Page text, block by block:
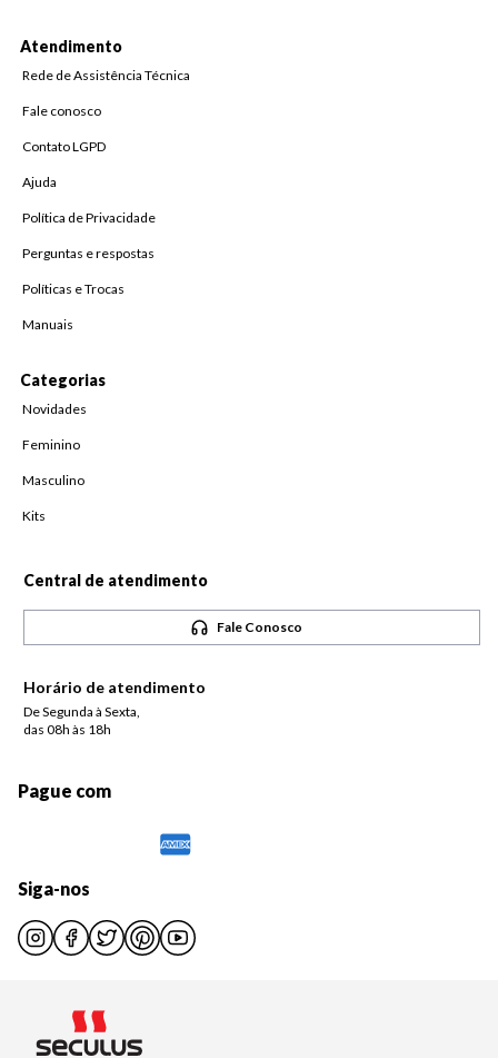
Atendimento
Rede de Assistência Técnica
Fale conosco
Contato LGPD
Ajuda
Política de Privacidade
Perguntas e respostas
Políticas e Trocas
Manuais
Categorias
Novidades
Feminino
Masculino
Kits
Central de atendimento
Fale Conosco
Horário de atendimento
De Segunda à Sexta,
das 08h às 18h
Pague com
Siga-nos